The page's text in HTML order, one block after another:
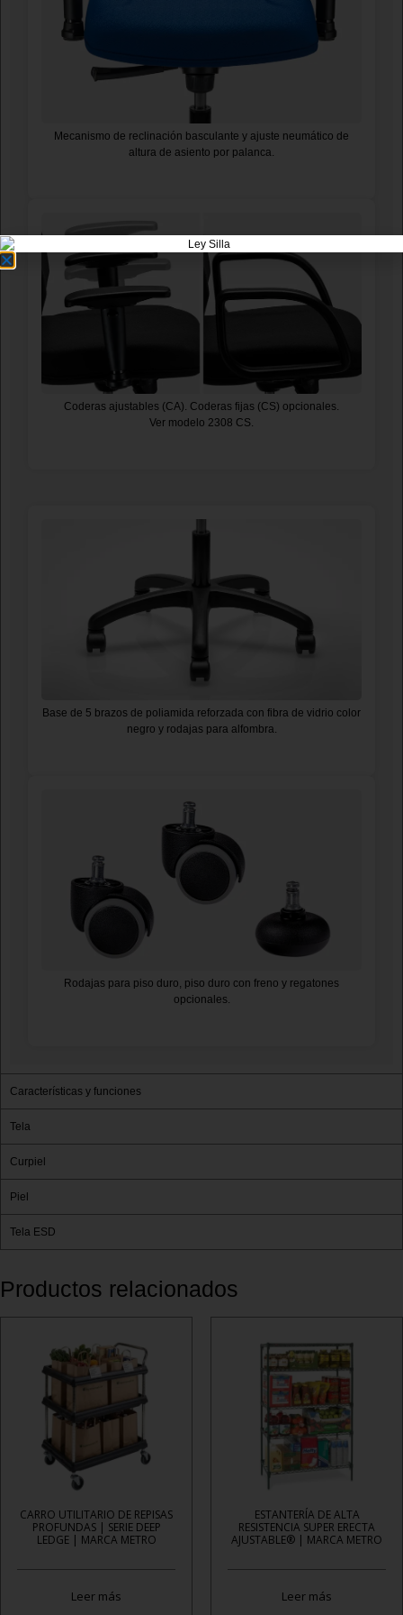
Mecanismo de reclinación basculante y ajuste neumático de
altura de asiento por palanca.
Coderas ajustables (CA). Coderas fijas (CS) opcionales.
Ver modelo 2308 CS.
Base de 5 brazos de poliamida reforzada con fibra de vidrio color
negro y rodajas para alfombra.
Rodajas para piso duro, piso duro con freno y regatones
opcionales.
Características y funciones
Tela
Curpiel
Piel
Tela ESD
Productos relacionados
CARRO UTILITARIO DE REPISAS
PROFUNDAS | SERIE DEEP
LEDGE | MARCA METRO
Leer más
ESTANTERÍA DE ALTA
RESISTENCIA SUPER ERECTA
AJUSTABLE® | MARCA METRO
Leer más